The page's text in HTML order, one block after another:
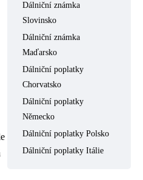
Dálniční známka
Slovinsko
Dálniční známka
Maďarsko
Dálniční poplatky
Chorvatsko
Dálniční poplatky
Německo
Dálniční poplatky Polsko
Dálniční poplatky Itálie